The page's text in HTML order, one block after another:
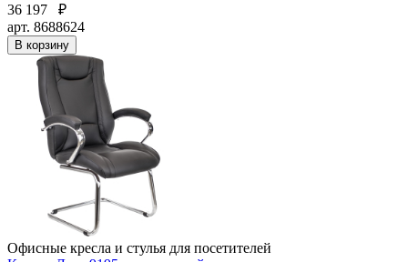
36 197
₽
арт. 8688624
В корзину
Офисные кресла и стулья для посетителей